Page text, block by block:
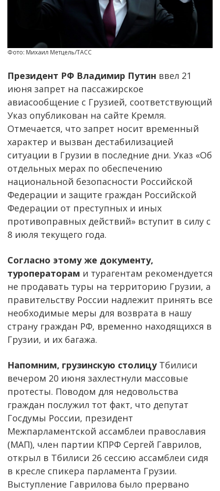
Фото: Михаил Метцель/ТАСС
Президент РФ Владимир Путин ввел 21
июня запрет на пассажирское
авиасообщение с Грузией, соответствующий
Указ опубликован на сайте Кремля.
Отмечается, что запрет носит временный
характер и вызван дестабилизацией
ситуации в Грузии в последние дни. Указ «Об
отдельных мерах по обеспечению
национальной безопасности Российской
Федерации и защите граждан Российской
Федерации от преступных и иных
противоправных действий» вступит в силу с
8 июля текущего года.
Согласно этому же документу,
туроператорам и турагентам рекомендуется
не продавать туры на территорию Грузии, а
правительству России надлежит принять все
необходимые меры для возврата в нашу
страну граждан РФ, временно находящихся в
Грузии, и их багажа.
Напомним, грузинскую столицуТбилиси
вечером 20 июня захлестнули массовые
протесты. Поводом для недовольства
граждан послужил тот факт, что депутат
Госдумы России, президент
Межпарламентской ассамблеи православия
(МАП), член партии КПРФ Сергей Гаврилов,
открыл в Тбилиси 26 сессию ассамблеи сидя
в кресле спикера парламента Грузии.
Выступление Гаврилова было прервано